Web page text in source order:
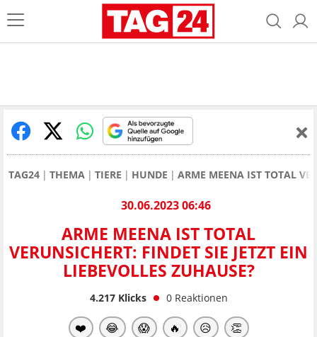
TAG24 THEMA TIERE HUNDE ARME MEENA IST TOTAL
30.06.2023 06:46
ARME MEENA IST TOTAL
VERUNSICHERT: FINDET SIE JETZT EIN
LIEBEVOLLES ZUHAUSE?
4.217Klicks 0 Reaktionen
❤️ 😂 😱 🔥 😥 👏